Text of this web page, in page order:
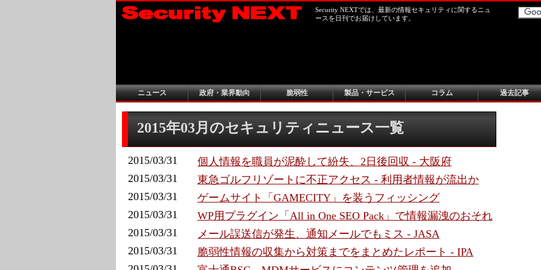
Security NEXTでは、最新の情報セキュリティに関するニュ
ースを日刊でお届けしています。
ニュース 政府・業界動向 脆弱性 製品・サービス コラム 過去記事
2015年03月のセキュリティニュース一覧
2015/03/31
個人情報を職員が泥酔して紛失、2日後回収 - 大阪府
2015/03/31
東急ゴルフリゾートに不正アクセス - 利用者情報が流出か
2015/03/31
ゲームサイト「GAMECITY」を装うフィッシング
2015/03/31
WP用プラグイン「All in One SEO Pack」で情報漏洩のおそれ
2015/03/31
メール誤送信が発生、通知メールでもミス - JASA
2015/03/31
脆弱性情報の収集から対策までをまとめたレポート - IPA